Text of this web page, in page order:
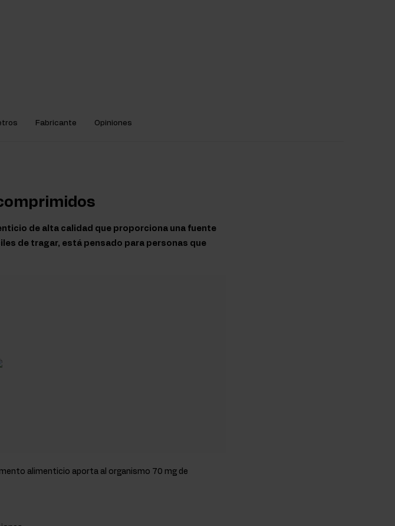
Fabricante Opiniones
de alta calidad que proporciona una fuente
de tragar, está pensado para personas que
alimenticio aporta al organismo 70 mg de